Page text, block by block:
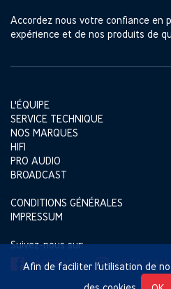
Afin de faciliter l’utilisation de
Accordez nous votre confiance en
expérience et de nos produits de
L'ÉQUIPE
SERVICE TECHNIQUE
NOS MARQUES
HIFI
PRO AUDIO
BROADCAST
CONDITIONS GÉNÉRALES
IMPRESSUM
Suivez-nous sur:
FACEBOOK
INSTAGRAM